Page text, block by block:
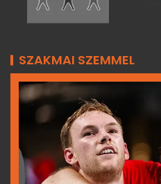
SZAKMAI SZEMMEL